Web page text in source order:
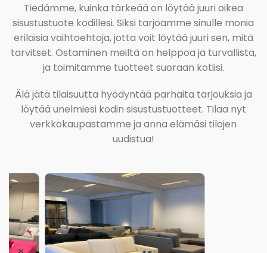
Tiedämme, kuinka tärkeää on löytää juuri oikea
sisustustuote kodillesi. Siksi tarjoamme sinulle monia
erilaisia vaihtoehtoja, jotta voit löytää juuri sen, mitä
tarvitset. Ostaminen meiltä on helppoa ja turvallista,
ja toimitamme tuotteet suoraan kotiisi.
Älä jätä tilaisuutta hyödyntää parhaita tarjouksia ja
löytää unelmiesi kodin sisustustuotteet. Tilaa nyt
verkkokaupastamme ja anna elämäsi tilojen
uudistua!